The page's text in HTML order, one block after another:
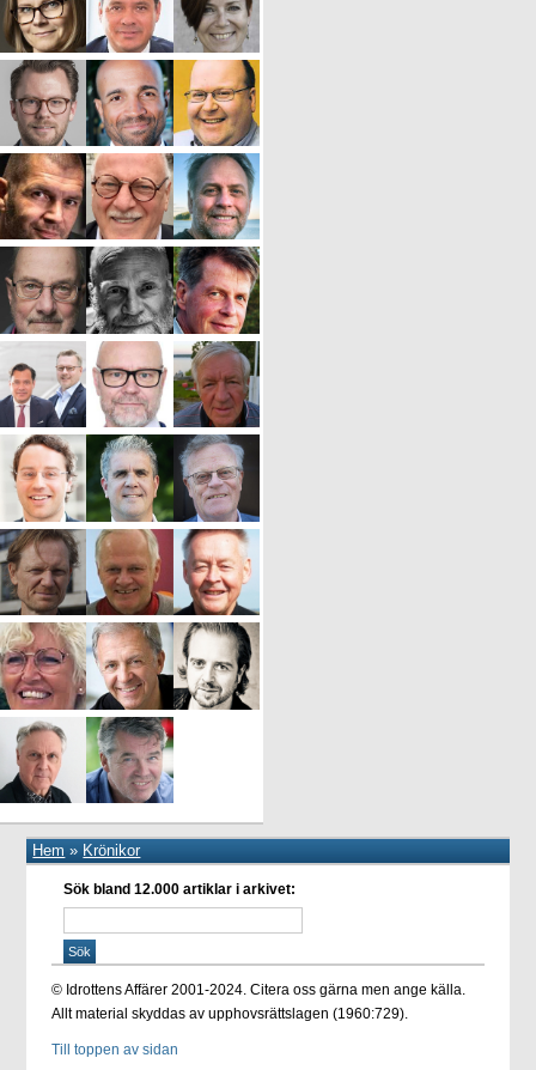
Hem » Krönikor
Sök bland 12.000 artiklar i arkivet:
© Idrottens Affärer 2001-2024. Citera oss gärna men ange källa.
Allt material skyddas av upphovsrättslagen (1960:729).
Till toppen av sidan